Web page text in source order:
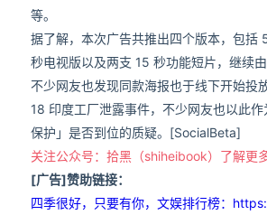
等。
据了解，本次广告共推出四个版本，包括
秒电视版以及两支 15 秒功能短片，继续由
不少网友也发现同款海报也于线下开始投
18 印度工厂泄露事件，不少网友也以此
保护」是否到位的质疑。[SocialBeta]
关注公众号：拾黑（shiheibook）了解更
[广告]赞助链接：
四季很好，只要有你，文娱排行榜：